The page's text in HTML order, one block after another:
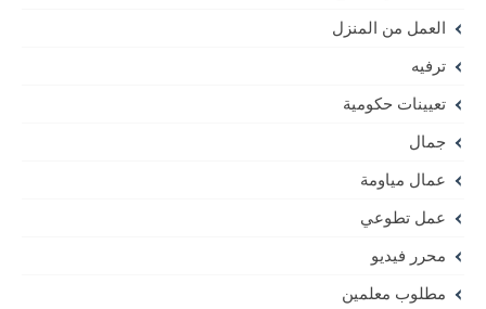
العمل من المنزل
ترفيه
تعيينات حكومية
جمال
عمال مياومة
عمل تطوعي
محرر فيديو
مطلوب معلمين